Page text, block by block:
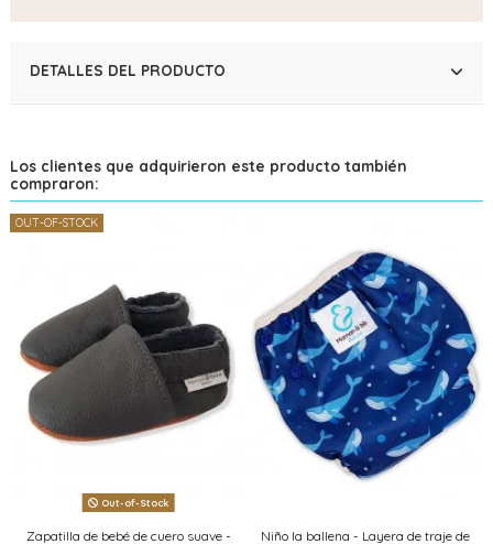
DETALLES DEL PRODUCTO
Los clientes que adquirieron este producto también
compraron:
OUT-OF-STOCK
Out-of-Stock
Zapatilla de bebé de cuero suave -
Niño la ballena - Layera de traje de